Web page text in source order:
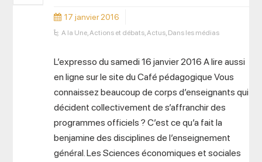
17 janvier 2016
A la Une,Actions et débats,Actus, Dans les médias
L’expresso du samedi 16 janvier 2016 A lire aussi
en ligne sur le site du Café pédagogique Vous
connaissez beaucoup de corps d’enseignants qui
décident collectivement de s’affranchir des
programmes officiels ? C’est ce qu’a fait la
benjamine des disciplines de l’enseignement
général. Les Sciences économiques et sociales